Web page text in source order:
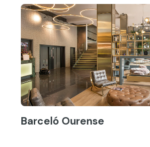
Barceló Ourense